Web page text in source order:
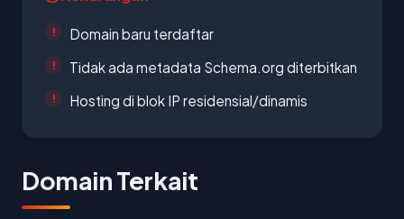
Domain baru terdaftar
Tidak ada metadata Schema.org diterbitkan
Hosting di blok IP residensial/dinamis
Domain Terkait